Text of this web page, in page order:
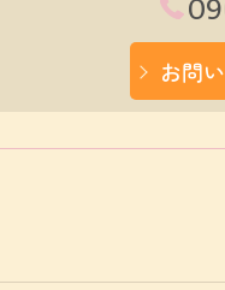
お問